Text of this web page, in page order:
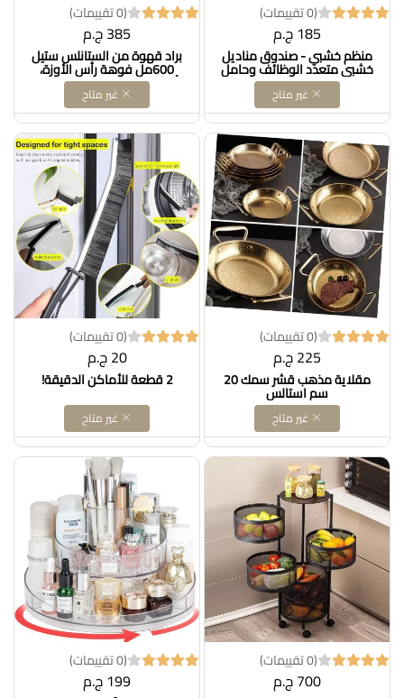
(0 تقييمات)
185 ج.م
منظم خشبي - صندوق مناديل
خشبي متعدد الوظائف وحامل
اكسسوارات الحمام او المطبخ،
FOR IMPORT كود
B0F5X8R7VW
غير متاح
(0 تقييمات)
385 ج.م
براد قهوة من الستانلس ستيل
600مل فوهة رأس الأوزة،
أسودDOLLAR FOR IMPORT
غير متاح
(0 تقييمات)
225 ج.م
مقلاية مذهب قشر سمك 20
سم استالس
غير متاح
(0 تقييمات)
20 ج.م
2 قطعة للأماكن الدقيقة!
غير متاح
(0 تقييمات)
700 ج.م
(0 تقييمات)
199 ج.م